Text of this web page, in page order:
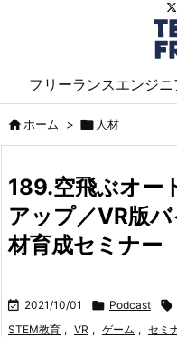
フリーランスエンジ
ホーム >  人材
189.空飛ぶオー
アップ／VR版
材育成セミナー
 2021/10/01  Podcast 
STEM教育 , VR , ゲーム , セミ